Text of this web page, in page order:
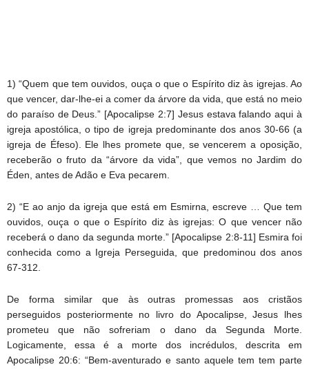
1) “Quem que tem ouvidos, ouça o que o Espírito diz às igrejas. Ao
que vencer, dar-lhe-ei a comer da árvore da vida, que está no meio
do paraíso de Deus.” [Apocalipse 2:7] Jesus estava falando aqui à
igreja apostólica, o tipo de igreja predominante dos anos 30-66 (a
igreja de Éfeso). Ele lhes promete que, se vencerem a oposição,
receberão o fruto da “árvore da vida”, que vemos no Jardim do
Éden, antes de Adão e Eva pecarem.
2) “E ao anjo da igreja que está em Esmirna, escreve … Que tem
ouvidos, ouça o que o Espírito diz às igrejas: O que vencer não
receberá o dano da segunda morte.” [Apocalipse 2:8-11] Esmira foi
conhecida como a Igreja Perseguida, que predominou dos anos
67-312.
De forma similar que às outras promessas aos cristãos
perseguidos posteriormente no livro do Apocalipse, Jesus lhes
prometeu que não sofreriam o dano da Segunda Morte.
Logicamente, essa é a morte dos incrédulos, descrita em
Apocalipse 20:6: “Bem-aventurado e santo aquele tem tem parte